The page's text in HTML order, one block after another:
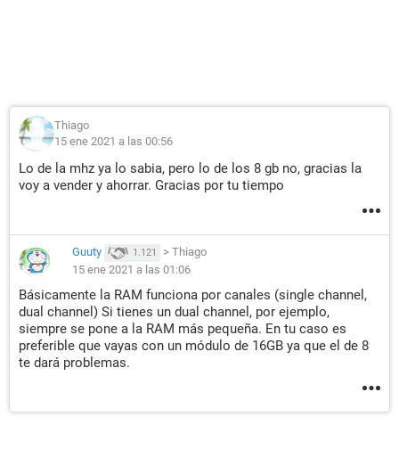
Thiago
15 ene 2021 a las 00:56
Lo de la mhz ya lo sabia, pero lo de los 8 gb no, gracias la
voy a vender y ahorrar. Gracias por tu tiempo
Guuty 1.121 > Thiago
15 ene 2021 a las 01:06
Básicamente la RAM funciona por canales (single channel,
dual channel) Si tienes un dual channel, por ejemplo,
siempre se pone a la RAM más pequeña. En tu caso es
preferible que vayas con un módulo de 16GB ya que el de 8
te dará problemas.